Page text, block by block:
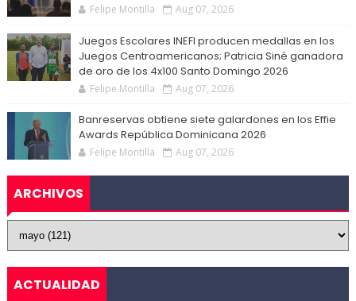
Felipe Montilla Aug 07, 2026
Juegos Escolares INEFI producen medallas en los
Juegos Centroamericanos; Patricia Siné ganadora
de oro de los 4x100 Santo Domingo 2026
Felipe Montilla Aug 07, 2026
Banreservas obtiene siete galardones en los Effie
Awards República Dominicana 2026
Felipe Montilla Aug 07, 2026
ARCHIVOS
ACTUALIDAD